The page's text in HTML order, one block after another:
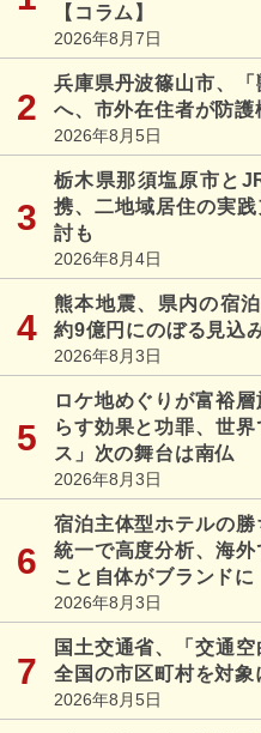
【コラム】
2026年8月7日
兵庫県丹波篠山市、
へ、市外在住者が防
2026年8月5日
栃木県那須塩原市と
携、二地域居住の実
討も
2026年8月4日
熊本地震、県内の宿
約9億円にのぼる見込
2026年8月3日
ロケ地めぐりが富裕
らす効果と功罪、世
ス」次の舞台は南仏
2026年8月3日
宿泊主体型ホテルの
統一で高度分析、海
こと自体がブランドに
2026年8月3日
国土交通省、「交通
全国の市区町村を対象
2026年8月5日